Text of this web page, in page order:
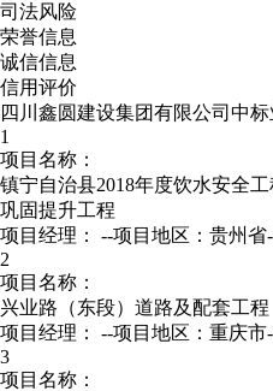
司法风险
荣誉信息
诚信信息
信用评价
四川鑫圆建设集团有限公司中
1
项目名称：
镇宁自治县2018年度饮水安全
巩固提升工程
项目经理： --项目地区：贵州省
2
项目名称：
兴业路（东段）道路及配套工程
项目经理： --项目地区：重庆市
3
项目名称：